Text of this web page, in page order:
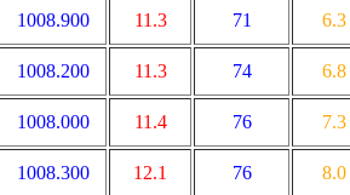
1008.900 11.3 71
6.3
1008.200 11.3 74
6.8
1008.000 11.4 76
7.3
1008.300 12.1 76
8.0